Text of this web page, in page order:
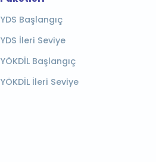
YDS Başlangıç
YDS İleri Seviye
YÖKDİL Başlangıç
YÖKDİL İleri Seviye